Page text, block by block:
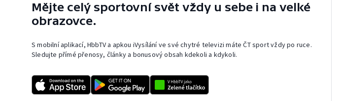
Mějte celý sportovní svět vždy u sebe i na velké
obrazovce.
S mobilní aplikací, HbbTV a apkou iVysílání ve své chytré televizi máte ČT sport vždy po ruce.
Sledujte přímé přenosy, články a bonusový obsah kdekoli a kdykoli.